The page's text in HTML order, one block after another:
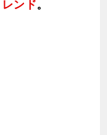
レンド。